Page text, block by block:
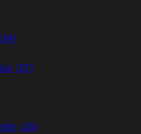
(21)
(26)